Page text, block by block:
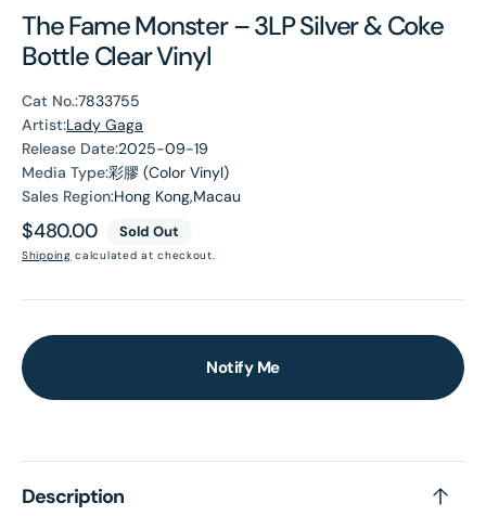
The Fame Monster – 3LP Silver & Coke
Bottle Clear Vinyl
Cat No.:7833755
Artist:Lady Gaga
Release Date:2025-09-19
Media Type:彩膠 (Color Vinyl)
Sales Region:Hong Kong,Macau
Regular
price
$480.00 Sold Out
Shipping calculated at checkout.
Notify Me
Description